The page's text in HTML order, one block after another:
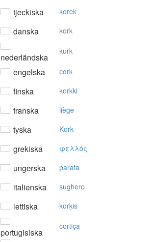
tjeckiska korek
danska kork
nederländska
kurk
engelska cork
finska korkki
franska liège
tyska Kork
grekiska φελλός
ungerska parafa
italienska sughero
lettiska korķis
portugisiska
cortiça